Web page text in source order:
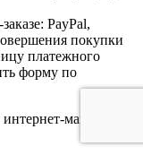
PayPal,
покупки
платежного
форму по
магазине